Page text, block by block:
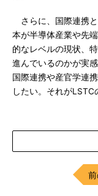
さらに、国際連携
本が半導体産業や先
的なレベルの現状、
進んでいるのかが実
国際連携や産官学連
したい。それがLSTC